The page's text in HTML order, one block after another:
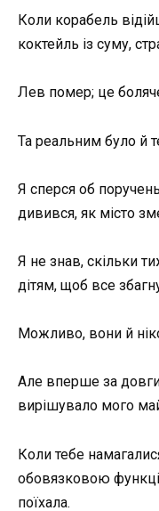
Коли корабель
коктейль із суму,
Лев помер; це
Та реальним було й
Я сперся об
дивився, як місто
Я не знав, скільки
дітям, щоб все
Можливо, вони й
Але вперше за
вирішувало мого
Коли тебе
обовязковою
поїхала.